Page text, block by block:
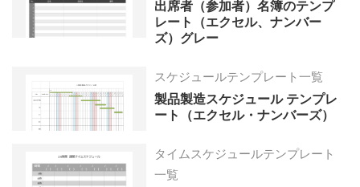
出席者（参加者）名簿のテンプ
レート（エクセル、ナンバー
ズ）グレー
スケジュールテンプレート一覧
製品製造スケジュール テンプレ
ート（エクセル・ナンバーズ）
タイムスケジュールテンプレート
一覧